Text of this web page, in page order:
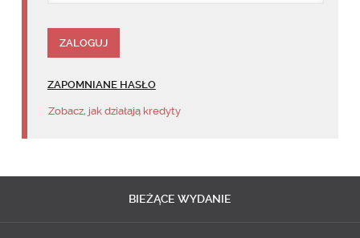
ZAPOMNIANE HASŁO
Zobacz, jak działają kredyty
BIEŻĄCE WYDANIE